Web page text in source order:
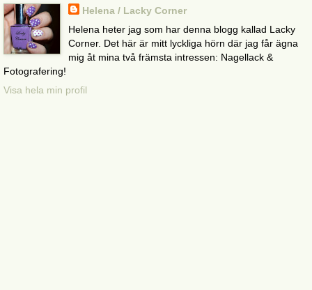
Helena / Lacky Corner
Helena heter jag som har denna blogg kallad Lacky
Corner. Det här är mitt lyckliga hörn där jag får ägna
mig åt mina två främsta intressen: Nagellack &
Fotografering!
Visa hela min profil